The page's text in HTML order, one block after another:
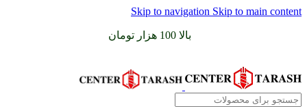
Skip to navigation Skip to main content
بالا 100 هزار تومان